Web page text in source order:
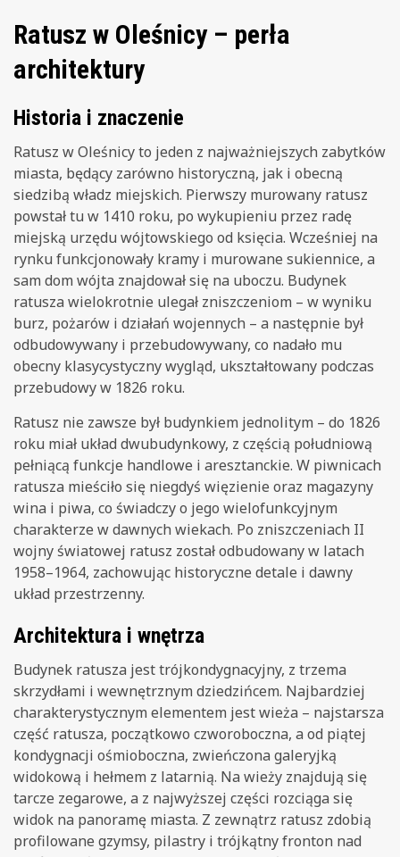
Ratusz w Oleśnicy – perła
architektury
Historia i znaczenie
Ratusz w Oleśnicy to jeden z najważniejszych zabytków
miasta, będący zarówno historyczną, jak i obecną
siedzibą władz miejskich. Pierwszy murowany ratusz
powstał tu w 1410 roku, po wykupieniu przez radę
miejską urzędu wójtowskiego od księcia. Wcześniej na
rynku funkcjonowały kramy i murowane sukiennice, a
sam dom wójta znajdował się na uboczu. Budynek
ratusza wielokrotnie ulegał zniszczeniom – w wyniku
burz, pożarów i działań wojennych – a następnie był
odbudowywany i przebudowywany, co nadało mu
obecny klasycystyczny wygląd, ukształtowany podczas
przebudowy w 1826 roku.
Ratusz nie zawsze był budynkiem jednolitym – do 1826
roku miał układ dwubudynkowy, z częścią południową
pełniącą funkcje handlowe i aresztanckie. W piwnicach
ratusza mieściło się niegdyś więzienie oraz magazyny
wina i piwa, co świadczy o jego wielofunkcyjnym
charakterze w dawnych wiekach. Po zniszczeniach II
wojny światowej ratusz został odbudowany w latach
1958–1964, zachowując historyczne detale i dawny
układ przestrzenny.
Architektura i wnętrza
Budynek ratusza jest trójkondygnacyjny, z trzema
skrzydłami i wewnętrznym dziedzińcem. Najbardziej
charakterystycznym elementem jest wieża – najstarsza
część ratusza, początkowo czworoboczna, a od piątej
kondygnacji ośmioboczna, zwieńczona galeryjką
widokową i hełmem z latarnią. Na wieży znajdują się
tarcze zegarowe, a z najwyższej części rozciąga się
widok na panoramę miasta. Z zewnątrz ratusz zdobią
profilowane gzymsy, pilastry i trójkątny fronton nad